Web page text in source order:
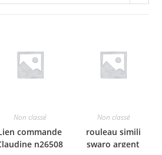
Non classé
commande
n26508
Non classé
rouleau simili
swaro argent